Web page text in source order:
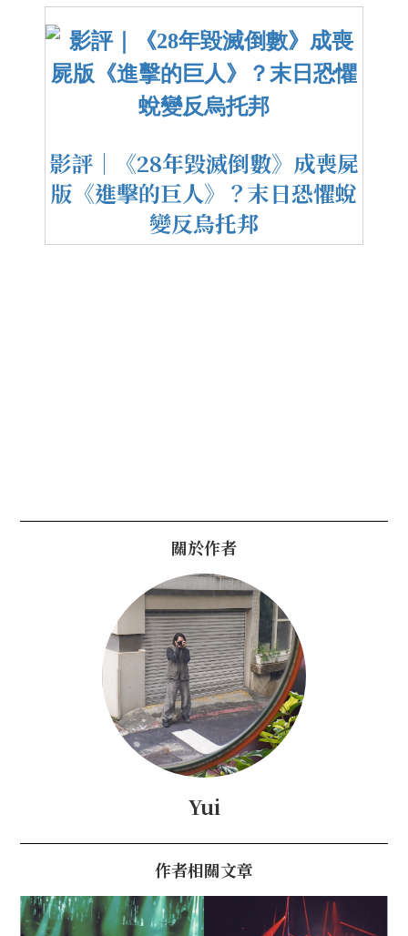
影評｜《28年毀滅倒數》成喪屍
版《進擊的巨人》？末日恐懼蛻
變反烏托邦
關於作者
Yui
作者相關文章